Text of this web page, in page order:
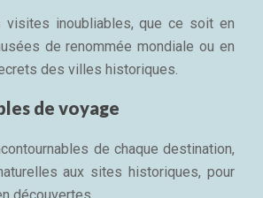
visites inoubliables, que ce soit en
de renommée mondiale ou en
des villes historiques.
de voyage
de chaque destination,
aux sites historiques, pour